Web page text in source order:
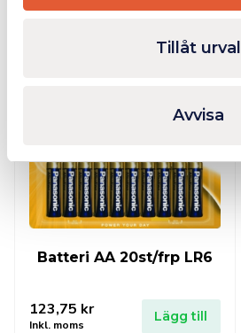
Tillåt urval
Avvisa
Batteri AA 20st/frp LR6
123,75 kr
Inkl. moms
Lägg till